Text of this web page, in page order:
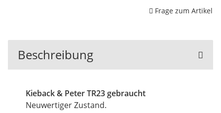
Frage zum Artikel
Beschreibung
Kieback & Peter TR23 gebraucht
Neuwertiger Zustand.